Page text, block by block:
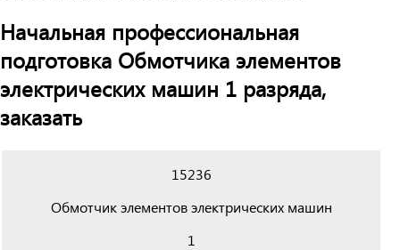
Начальная профессиональная
подготовка Обмотчика элементов
электрических машин 1 разряда,
заказать
15236
Обмотчик элементов электрических машин
1